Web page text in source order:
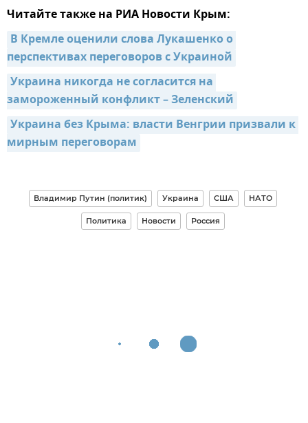
Читайте также на РИА Новости Крым:
В Кремле оценили слова Лукашенко о
перспективах переговоров с Украиной
Украина никогда не согласится на
замороженный конфликт – Зеленский
Украина без Крыма: власти Венгрии призвали к
мирным переговорам
Владимир Путин (политик) Украина США НАТО
Политика Новости Россия